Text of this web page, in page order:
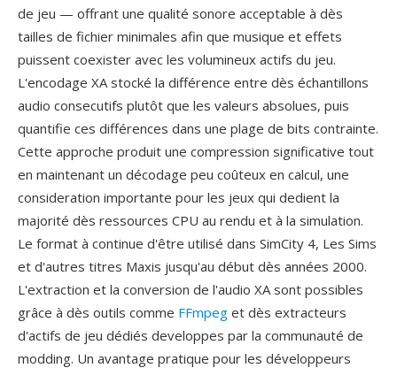
de jeu — offrant une qualité sonore acceptable à dès
tailles de fichier minimales afin que musique et effets
puissent coexister avec les volumineux actifs du jeu.
L'encodage XA stocké la différence entre dès échantillons
audio consecutifs plutôt que les valeurs absolues, puis
quantifie ces différences dans une plage de bits contrainte.
Cette approche produit une compression significative tout
en maintenant un décodage peu coûteux en calcul, une
consideration importante pour les jeux qui dedient la
majorité dès ressources CPU au rendu et à la simulation.
Le format à continue d'être utilisé dans SimCity 4, Les Sims
et d'autres titres Maxis jusqu'au début dès années 2000.
L'extraction et la conversion de l'audio XA sont possibles
grâce à dès outils comme FFmpeg et dès extracteurs
d'actifs de jeu dédiés developpes par la communauté de
modding. Un avantage pratique pour les développeurs